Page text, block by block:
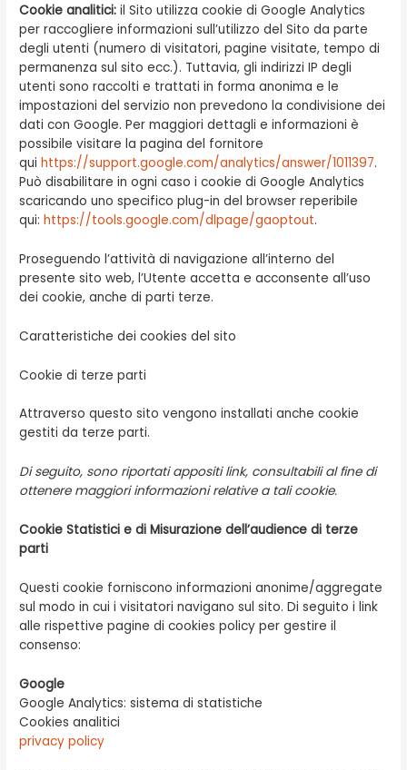
Cookie analitici: il Sito utilizza cookie di Google Analytics
per raccogliere informazioni sull’utilizzo del Sito da parte
degli utenti (numero di visitatori, pagine visitate, tempo di
permanenza sul sito ecc.). Tuttavia, gli indirizzi IP degli
utenti sono raccolti e trattati in forma anonima e le
impostazioni del servizio non prevedono la condivisione dei
dati con Google. Per maggiori dettagli e informazioni è
possibile visitare la pagina del fornitore
quihttps://support.google.com/analytics/answer/1011397.
Può disabilitare in ogni caso i cookie di Google Analytics
scaricando uno specifico plug-in del browser reperibile
qui:https://tools.google.com/dlpage/gaoptout.
Proseguendo l’attività di navigazione all’interno del
presente sito web, l’Utente accetta e acconsente all’uso
dei cookie, anche di parti terze.
Caratteristiche dei cookies del sito
Cookie di terze parti
Attraverso questo sito vengono installati anche cookie
gestiti da terze parti.
Di seguito, sono riportati appositi link, consultabili al fine di
ottenere maggiori informazioni relative a tali cookie.
Cookie Statistici e di Misurazione dell’audience di terze
parti
Questi cookie forniscono informazioni anonime/aggregate
sul modo in cui i visitatori navigano sul sito. Di seguito i link
alle rispettive pagine di cookies policy per gestire il
consenso:
Google
Google Analytics: sistema di statistiche
Cookies analitici
privacy policy